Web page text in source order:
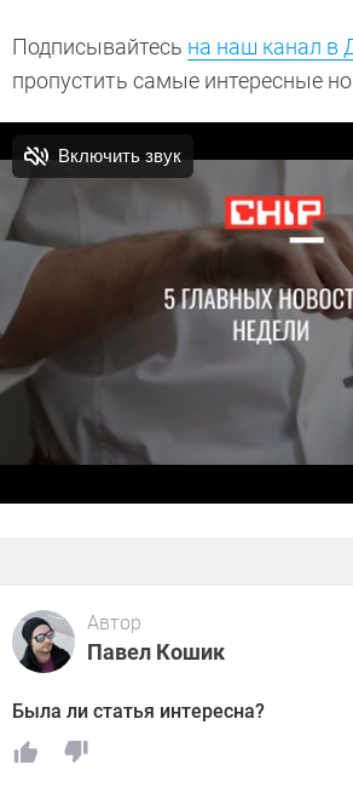
Подписывайтесь на наш канал в
пропустить самые интересные
Автор
Павел Кошик
Была ли статья интересна?